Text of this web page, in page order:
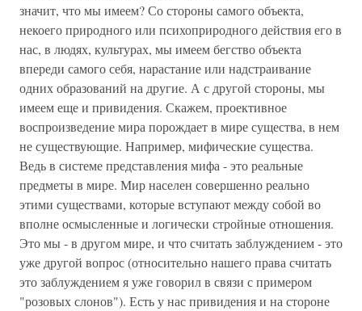
значит, что мы имеем? Со стороны самого объекта,
некоего природного или психоприродного действия его в
нас, в людях, культурах, мы имеем бегство объекта
впереди самого себя, нарастание или надстраивание
одних образований на другие. А с другой стороны, мы
имеем еще и привидения. Скажем, проективное
воспроизведение мира порождает в мире существа, в нем
не существующие. Например, мифические существа.
Ведь в системе представления мифа - это реальные
предметы в мире. Мир населен совершенно реально
этими существами, которые вступают между собой во
вполне осмысленные и логически стройные отношения.
Это мы - в другом мире, и что считать заблуждением - это
уже другой вопрос (относительно нашего права считать
это заблуждением я уже говорил в связи с примером
"розовых слонов"). Есть у нас привидения и на стороне